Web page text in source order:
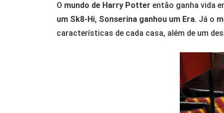
O mundo de Harry Potter então ganha vida
um Sk8-Hi, Sonserina ganhou um Era. Já o
características de cada casa, além de um